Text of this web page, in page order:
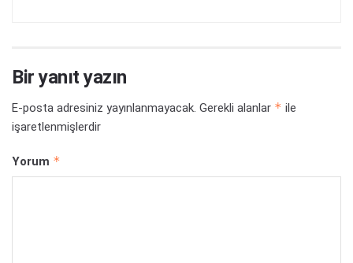
Bir yanıt yazın
E-posta adresiniz yayınlanmayacak. Gerekli alanlar * ile
işaretlenmişlerdir
Yorum *